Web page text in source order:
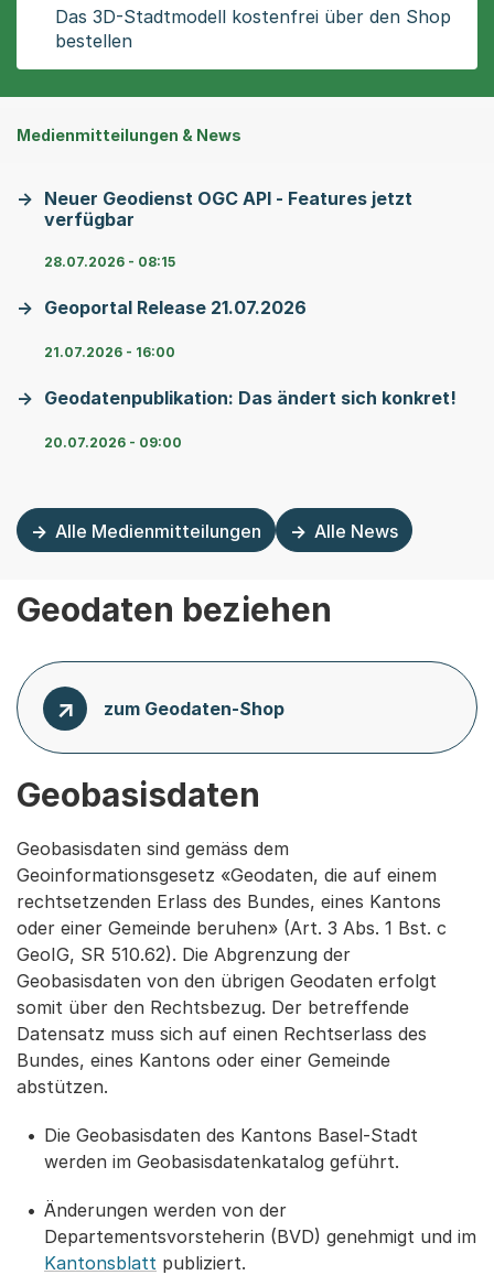
Das 3D-Stadtmodell kostenfrei über den Shop
bestellen
Medienmitteilungen & News
Neuer Geodienst OGC API - Features jetzt
verfügbar
28.07.2026 - 08:15
Geoportal Release 21.07.2026
21.07.2026 - 16:00
Geodatenpublikation: Das ändert sich konkret!
20.07.2026 - 09:00
Alle Medienmitteilungen Alle News
Geodaten beziehen
zum Geodaten-Shop
Geobasisdaten
Geobasisdaten sind gemäss dem
Geoinformationsgesetz «Geodaten, die auf einem
rechtsetzenden Erlass des Bundes, eines Kantons
oder einer Gemeinde beruhen» (Art. 3 Abs. 1 Bst. c
GeoIG, SR 510.62). Die Abgrenzung der
Geobasisdaten von den übrigen Geodaten erfolgt
somit über den Rechtsbezug. Der betreffende
Datensatz muss sich auf einen Rechtserlass des
Bundes, eines Kantons oder einer Gemeinde
abstützen.
Die Geobasisdaten des Kantons Basel-Stadt
werden im Geobasisdatenkatalog geführt.
Änderungen werden von der
Departementsvorsteherin (BVD) genehmigt und im
Kantonsblatt publiziert.